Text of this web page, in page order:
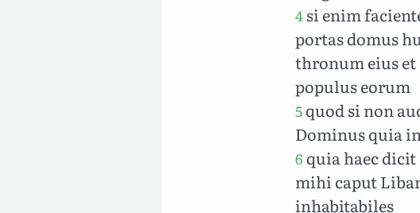
4si enim
portas domus
thronum eius et
populus eorum
5quod si non
Dominus quia
6 quia haec
mihi caput
inhabitabiles